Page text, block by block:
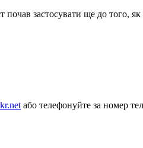
застосувати ще до того,
або телефонуйте за номер